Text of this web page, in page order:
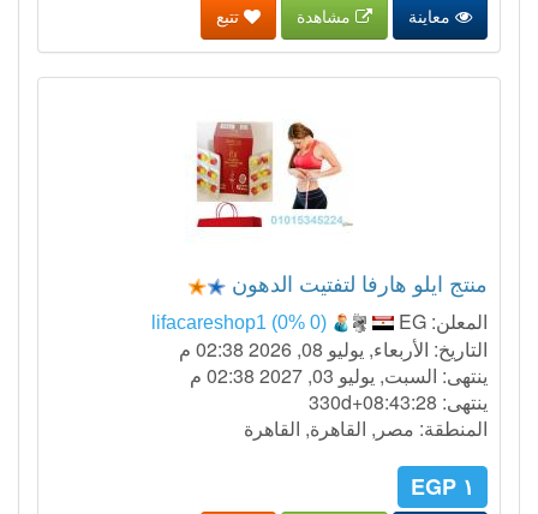
معاينة مشاهدة تتبع
منتج ايلو هارفا لتفتيت الدهون
المعلن: lifacareshop1 (0% 0)
EG
التاريخ: الأربعاء, يوليو 08, 2026 02:38 م
ينتهى: السبت, يوليو 03, 2027 02:38 م
ينتهى: 330d+08:43:27
المنطقة: مصر, القاهرة, القاهرة
١ EGP